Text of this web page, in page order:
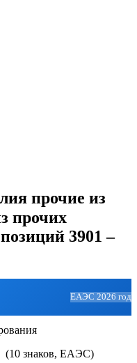
прочие из
прочих
3901 –
ЕАЭС 2026 год
(10 знаков, ЕАЭС)